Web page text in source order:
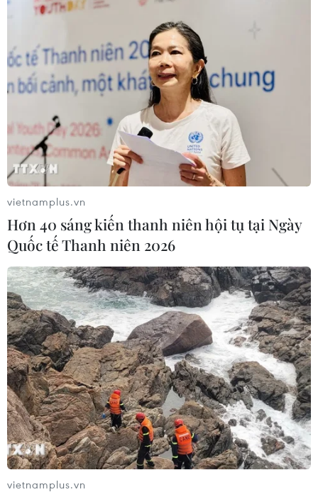
vietnamplus.vn
Hơn 40 sáng kiến thanh niên hội tụ tại Ngày
Quốc tế Thanh niên 2026
vietnamplus.vn